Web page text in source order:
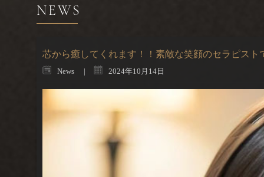
芯から癒してくれます！！素敵な笑顔のセラピスト
News 2024年10月14日